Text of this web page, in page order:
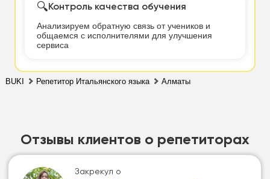
🔍Контроль качества обучения
Анализируем обратную связь от учеников и
общаемся с исполнителями для улучшения
сервиса
BUKI Репетитор Итальянского языка Алматы
Отзывы клиентов о репетиторах
Закрекул о